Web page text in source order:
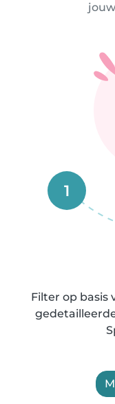
1
Filter op basis